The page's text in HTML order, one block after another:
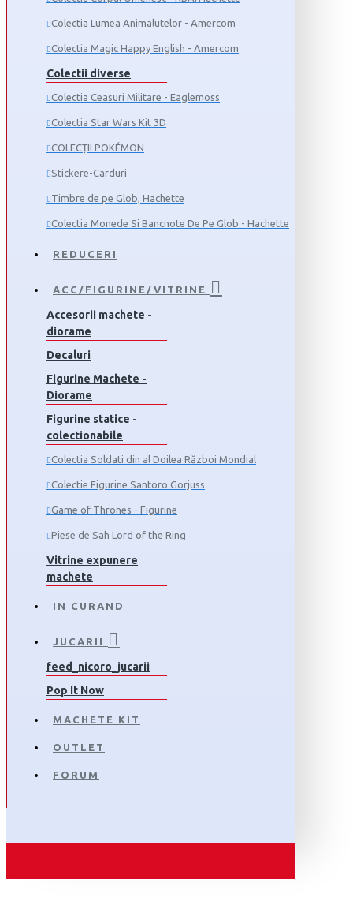
Colectia Lumea Animalutelor - Amercom
Colectia Magic Happy English - Amercom
Colectii diverse
Colectia Ceasuri Militare - Eaglemoss
Colectia Star Wars Kit 3D
COLECȚII POKÉMON
Stickere-Carduri
Timbre de pe Glob, Hachette
Colectia Monede Si Bancnote De Pe Glob - Hachette
REDUCERI
ACC/FIGURINE/VITRINE
Accesorii machete -
diorame
Decaluri
Figurine Machete -
Diorame
Figurine statice -
colectionabile
Colectia Soldati din al Doilea Război Mondial
Colectie Figurine Santoro Gorjuss
Game of Thrones - Figurine
Piese de Sah Lord of the Ring
Vitrine expunere
machete
IN CURAND
JUCARII
feed_nicoro_jucarii
Pop It Now
MACHETE KIT
OUTLET
FORUM